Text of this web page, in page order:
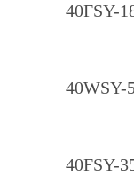
40FSY-
40WSY-
40FSY-